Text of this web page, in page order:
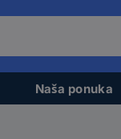
Naša ponuka